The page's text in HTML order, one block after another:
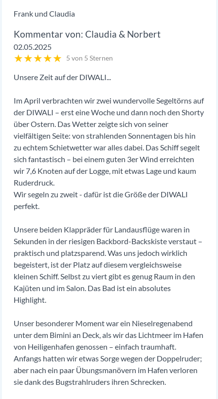
Frank und Claudia
Claudia & Norbert
02.05.2025
★★★★★ 5 von 5 Sternen
Unsere Zeit auf der DIWALI...
Im April verbrachten wir zwei wundervolle Segeltörns auf
der DIWALI – erst eine Woche und dann noch den Shorty
über Ostern. Das Wetter zeigte sich von seiner
vielfältigen Seite: von strahlenden Sonnentagen bis hin
zu echtem Schietwetter war alles dabei. Das Schiff segelt
sich fantastisch – bei einem guten 3er Wind erreichten
wir 7,6 Knoten auf der Logge, mit etwas Lage und kaum
Ruderdruck.
Wir segeln zu zweit - dafür ist die Größe der DIWALI
perfekt.
Unsere beiden Klappräder für Landausflüge waren in
Sekunden in der riesigen Backbord-Backskiste verstaut –
praktisch und platzsparend. Was uns jedoch wirklich
begeistert, ist der Platz auf diesem vergleichsweise
kleinen Schiff. Selbst zu viert gibt es genug Raum in den
Kajüten und im Salon. Das Bad ist ein absolutes
Highlight.
Unser besonderer Moment war ein Nieselregenabend
unter dem Bimini an Deck, als wir das Lichtmeer im Hafen
von Heiligenhafen genossen – einfach traumhaft.
Anfangs hatten wir etwas Sorge wegen der Doppelruder;
aber nach ein paar Übungsmanövern im Hafen verloren
sie dank des Bugstrahlruders ihren Schrecken.